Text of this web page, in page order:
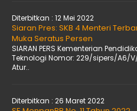
Diterbitkan : 12 Mei 2022
Siaran Pres: SKB 4 Menteri
Muka Seratus Persen
SIARAN PERS Kementerian
Teknologi Nomor: 229/sipers/A6/
Atur..
Diterbitkan : 26 Maret 2022